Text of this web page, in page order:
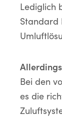
Lediglich
Standard
Bei den
es die